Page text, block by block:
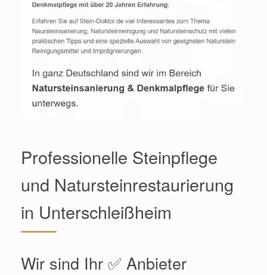
Professionelle Steinpflege
und Natursteinrestaurierung
in Unterschleißheim
Wir sind Ihr ✅ Anbieter